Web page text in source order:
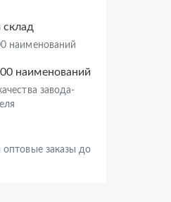
наименований
наименований
завода-
оптовые заказы до